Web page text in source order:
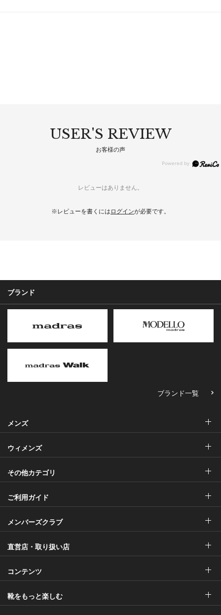
USER'S REVIEW
お客様の声
レビューはありません。
※レビューを書くには ログインが必要です。
ブランド
ブランド一覧
メンズ
ウィメンズ
その他カテゴリ
ご利用ガイド
メンバーズクラブ
直営店・取り扱い店
コンテンツ
靴をもっと楽しむ